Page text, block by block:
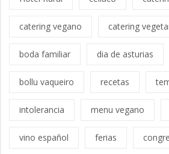
catering vegano catering
boda familiar dia de asturias
bollu vaqueiro recetas
intolerancia menu vegano
vino español ferias